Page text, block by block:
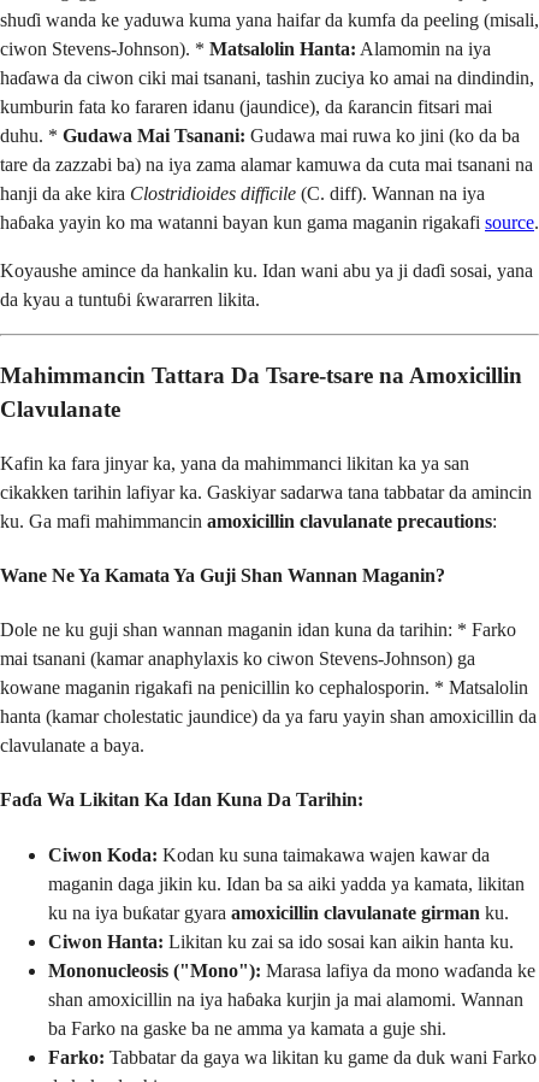
shuɗi wanda ke yaduwa kuma yana haifar da kumfa da peeling (misali,
ciwon Stevens-Johnson). * Matsalolin Hanta: Alamomin na iya
haɗawa da ciwon ciki mai tsanani, tashin zuciya ko amai na dindindin,
kumburin fata ko fararen idanu (jaundice), da ƙarancin fitsari mai
duhu. * Gudawa Mai Tsanani: Gudawa mai ruwa ko jini (ko da ba
tare da zazzabi ba) na iya zama alamar kamuwa da cuta mai tsanani na
hanji da ake kira Clostridioides difficile (C. diff). Wannan na iya
haɓaka yayin ko ma watanni bayan kun gama maganin rigakafi source.
Koyaushe amince da hankalin ku. Idan wani abu ya ji daɗi sosai, yana
da kyau a tuntuɓi ƙwararren likita.
Mahimmancin Tattara Da Tsare-tsare na Amoxicillin
Clavulanate
Kafin ka fara jinyar ka, yana da mahimmanci likitan ka ya san
cikakken tarihin lafiyar ka. Gaskiyar sadarwa tana tabbatar da amincin
ku. Ga mafi mahimmancin amoxicillin clavulanate precautions:
Wane Ne Ya Kamata Ya Guji Shan Wannan Maganin?
Dole ne ku guji shan wannan maganin idan kuna da tarihin: * Farko
mai tsanani (kamar anaphylaxis ko ciwon Stevens-Johnson) ga
kowane maganin rigakafi na penicillin ko cephalosporin. * Matsalolin
hanta (kamar cholestatic jaundice) da ya faru yayin shan amoxicillin da
clavulanate a baya.
Faɗa Wa Likitan Ka Idan Kuna Da Tarihin:
Ciwon Koda: Kodan ku suna taimakawa wajen kawar da
maganin daga jikin ku. Idan ba sa aiki yadda ya kamata, likitan
ku na iya buƙatar gyara amoxicillin clavulanate girman ku.
Ciwon Hanta: Likitan ku zai sa ido sosai kan aikin hanta ku.
Mononucleosis ("Mono"): Marasa lafiya da mono waɗanda ke
shan amoxicillin na iya haɓaka kurjin ja mai alamomi. Wannan
ba Farko na gaske ba ne amma ya kamata a guje shi.
Farko: Tabbatar da gaya wa likitan ku game da duk wani Farko